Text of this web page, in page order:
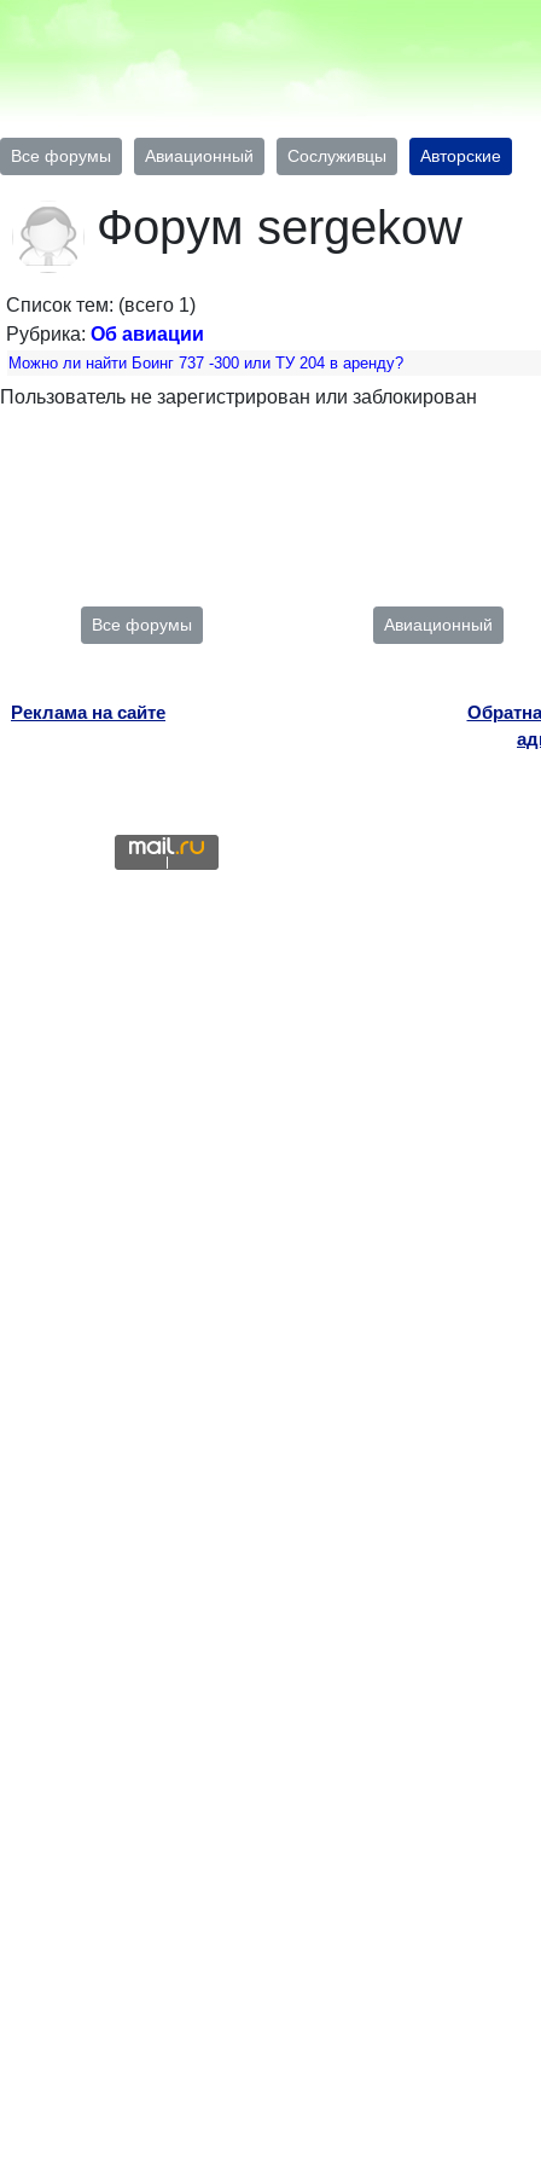
Все форумы Авиационный Сослуживцы Авторские
Форум sergekow
Список тем: (всего 1)
Рубрика: Об авиации
Можно ли найти Боинг 737 -300 или ТУ 204 в аренду?
Пользователь не зарегистрирован или заблокирован
Все форумы Авиационный
Реклама на сайте